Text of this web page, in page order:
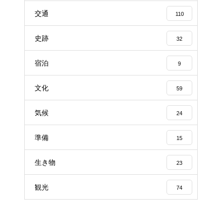
交通 110
史跡 32
宿泊 9
文化 59
気候 24
準備 15
生き物 23
観光 74